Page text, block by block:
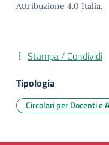
Attribuzione 4.0 Italia.
Stampa / Condividi
Tipologia
Circolari per Docenti e